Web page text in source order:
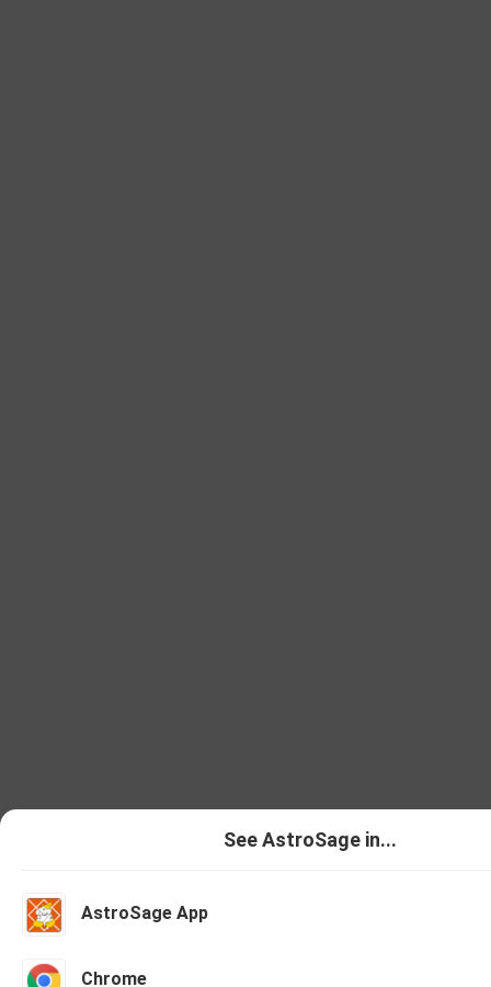
See AstroSage in...
AstroSage App
Chrome
Talk To Astrologer